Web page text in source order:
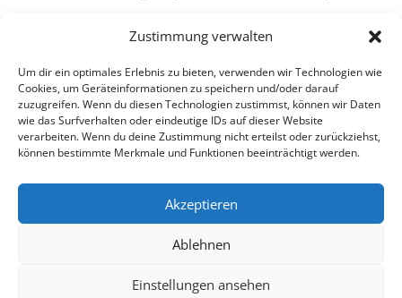
Zustimmung verwalten
Um dir ein optimales Erlebnis zu bieten, verwenden wir Technologien wie
Cookies, um Geräteinformationen zu speichern und/oder darauf
zuzugreifen. Wenn du diesen Technologien zustimmst, können wir Daten
wie das Surfverhalten oder eindeutige IDs auf dieser Website
verarbeiten. Wenn du deine Zustimmung nicht erteilst oder zurückziehst,
können bestimmte Merkmale und Funktionen beeinträchtigt werden.
Akzeptieren
Ablehnen
Einstellungen ansehen
Schulen & Kindergärten in Österreich
„Brennen für das Leben “ – die Wanderausstellung
ist bald am Ziel
Neueste Kommentare
Impressum
Datenschutz